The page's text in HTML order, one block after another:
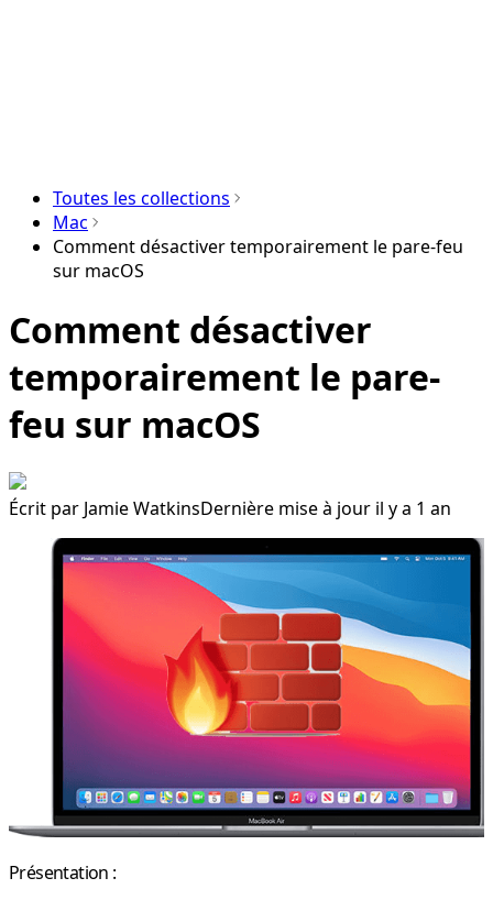
Toutes les collections
Mac
Comment désactiver temporairement le pare-feu
sur macOS
Comment désactiver
temporairement le pare-
feu sur macOS
Écrit par Jamie WatkinsDernière mise à jour il y a 1 an
Présentation :